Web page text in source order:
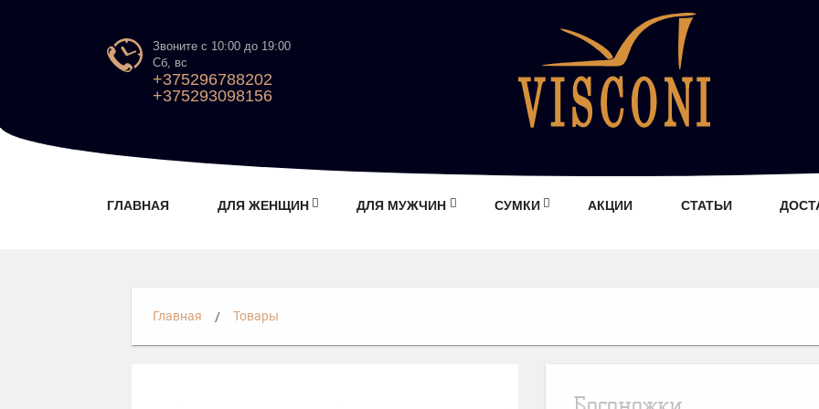
Звоните с 10:00 до 19:00
Сб, вс
+375296788202
+375293098156
ГЛАВНАЯ ДЛЯ ЖЕНЩИН ДЛЯ МУЖЧИН СУМКИ АКЦИИ СТАТЬИ
Главная Товары